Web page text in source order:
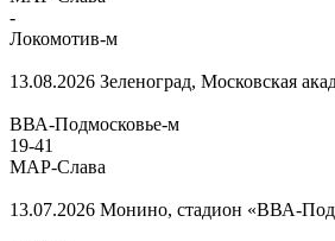
-
Локомотив-м
13.08.2026 Зеленоград, Московская
ВВА-Подмосковье-м
19-41
МАР-Слава
13.07.2026 Монино, стадион «ВВА-